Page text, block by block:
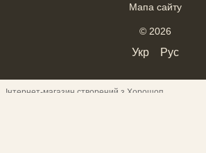
Мапа сайту
© 2026
Укр Рус
Інтернет-магазин створений з Хорошоп